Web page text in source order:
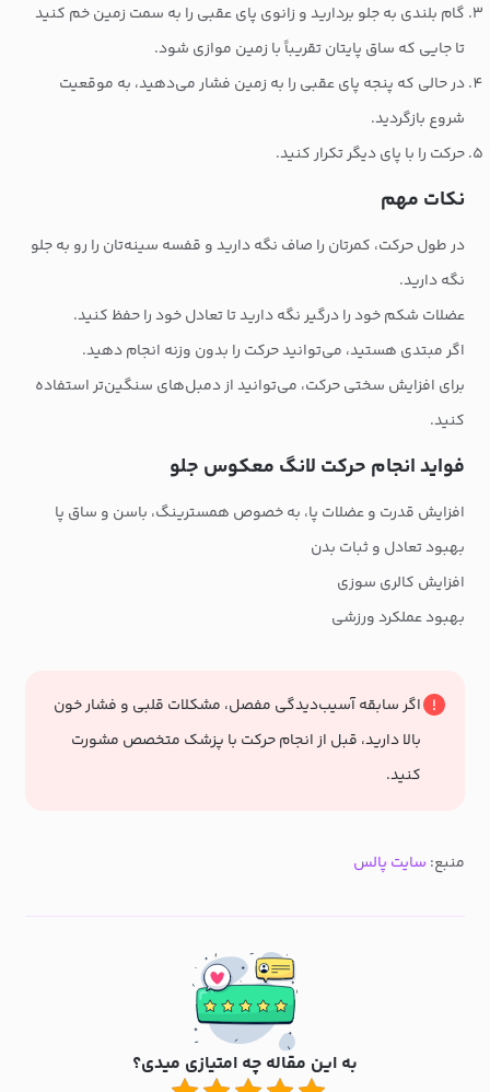
گام بلندی به جلو بردارید و زانوی پای عقبی را به سمت زمین خم کنید
تا جایی که ساق پایتان تقریباً با زمین موازی شود.
در حالی که پنجه پای عقبی را به زمین فشار می‌دهید، به موقعیت
شروع بازگردید.
حرکت را با پای دیگر تکرار کنید.
نکات مهم
در طول حرکت، کمرتان را صاف نگه دارید و قفسه سینه‌تان را رو به جلو
نگه دارید.
عضلات شکم خود را درگیر نگه دارید تا تعادل خود را حفظ کنید.
اگر مبتدی هستید، می‌توانید حرکت را بدون وزنه انجام دهید.
برای افزایش سختی حرکت، می‌توانید از دمبل‌های سنگین‌تر استفاده
کنید.
فواید انجام حرکت لانگ معکوس جلو
افزایش قدرت و عضلات پا، به خصوص همسترینگ، باسن و ساق پا
بهبود تعادل و ثبات بدن
افزایش کالری سوزی
بهبود عملکرد ورزشی
اگر سابقه آسیب‌دیدگی مفصل، مشکلات قلبی و فشار خون
بالا دارید، قبل از انجام حرکت با پزشک متخصص مشورت
کنید.
منبع: سایت پالس
به این مقاله چه امتیازی میدی؟